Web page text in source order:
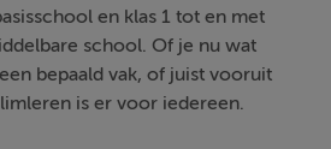
en klas 1 tot en met
school. Of je nu wat
bepaald vak, of juist vooruit
is er voor iedereen.